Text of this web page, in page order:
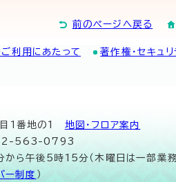
前のページへ戻る
ご利用にあたって 著作権・セキュリ
1番地の1 地図･フロア案内
563-0793
ら午後5時15分（木曜日は一部業
ー制度 ）